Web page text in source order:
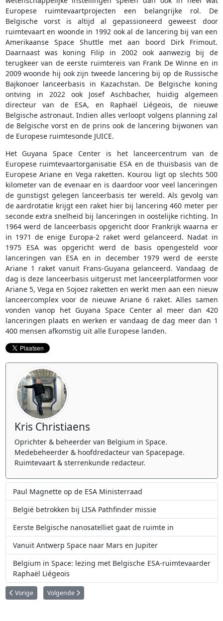
Europese ruimtevaartprojecten een belangrijke rol. De
Belgische vorst is altijd al gepassioneerd geweest door
ruimtevaart en woonde in 1992 ook al de lancering bij van een
Amerikaanse Space Shuttle met aan boord Dirk Frimout.
Daarnaast was koning Filip in 2002 ook aanwezig bij de
terugkeer van de eerste ruimtereis van Frank De Winne en in
2009 woonde hij ook zijn tweede lancering bij op de Russische
Bajkonoer lanceerbasis in Kazachstan. De Belgische koning
ontving in 2022 ook Josef Aschbacher, huidig algemeen
directeur van de ESA, en Raphaël Liégeois, de nieuwe
Belgische astronaut. Indien alles verloopt volgens planning zal
de Belgische vorst en de prins ook de lancering bijwonen van
de Europese ruimtesonde JUICE.
Het Guyana Space Center is het lanceercentrum van de
Europese ruimtevaartorganisatie ESA en de thuisbasis van de
Europese Ariane en Vega raketten. Kourou ligt op slechts 500
kilometer van de evenaar en is daardoor voor veel lanceringen
de gunstigst gelegen lanceerbasis ter wereld. Als gevolg van
de aardrotatie krijgt een raket hier bij lancering 460 meter per
seconde extra snelheid bij lanceringen in oostelijke richting. In
1964 werd de lanceerbasis opgericht door Frankrijk waarna er
in 1971 de enige Europa-2 raket werd gelanceerd. Nadat in
1975 ESA was opgericht werd de basis opengesteld voor
lanceringen van ESA en in december 1979 werd de eerste
Ariane 1 raket vanuit Frans-Guyana gelanceerd. Vandaag de
dag is deze lanceerbasis uitgerust met lanceerplatformen voor
Ariane 5, Vega en Sojoez raketten en werkt men aan een nieuw
lanceercomplex voor de nieuwe Ariane 6 raket. Alles samen
vonden vanop het Guyana Space Center al meer dan 420
lanceringen plaats en werken er vandaag de dag meer dan 1
400 mensen afkomstig uit alle Europese landen.
Kris Christiaens
Oprichter & beheerder van Belgium in Space.
Medebeheerder & hoofdredacteur van Spacepage.
Ruimtevaart & sterrenkunde redacteur.
Paul Magnette op de ESA Ministerraad
België betrokken bij LISA Pathfinder missie
Eerste Belgische nanosatelliet gaat de ruimte in
Vanuit Antwerp Space naar Mars en Jupiter
Belgium in Space: lezing met Belgische ESA-ruimtevaarder
Raphaël Liégeois
Vorig artikel: Europese Investeringsbank (EIB) en Waals Gewest gaan
Vorige Volgende artikel: Belangrijke verplaatsing van een
Volgende